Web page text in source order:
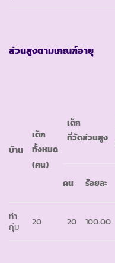
ส่วนสูงตามเกณฑ์อายุ
บ้าน
เด็ก
ทั้งหมด
(คน)
เด็ก
ที่วัดส่วนสูง
คน ร้อยละ
ท่า
กุ่ม
20 20 100.00